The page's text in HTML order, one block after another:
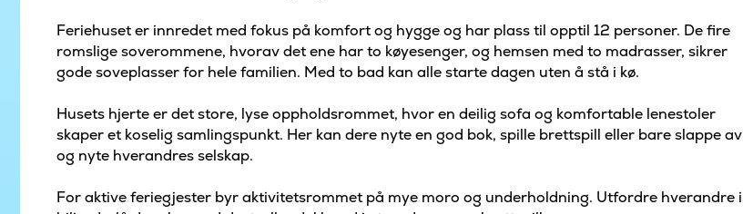
Feriehuset er innredet med fokus på komfort og hygge og har plass til opptil 12 personer. De fire
romslige soverommene, hvorav det ene har to køyesenger, og hemsen med to madrasser, sikrer
gode soveplasser for hele familien. Med to bad kan alle starte dagen uten å stå i kø.
Husets hjerte er det store, lyse oppholdsrommet, hvor en deilig sofa og komfortable lenestoler
skaper et koselig samlingspunkt. Her kan dere nyte en god bok, spille brettspill eller bare slappe av
og nyte hverandres selskap.
For aktive feriegjester byr aktivitetsrommet på mye moro og underholdning. Utfordre hverandre i